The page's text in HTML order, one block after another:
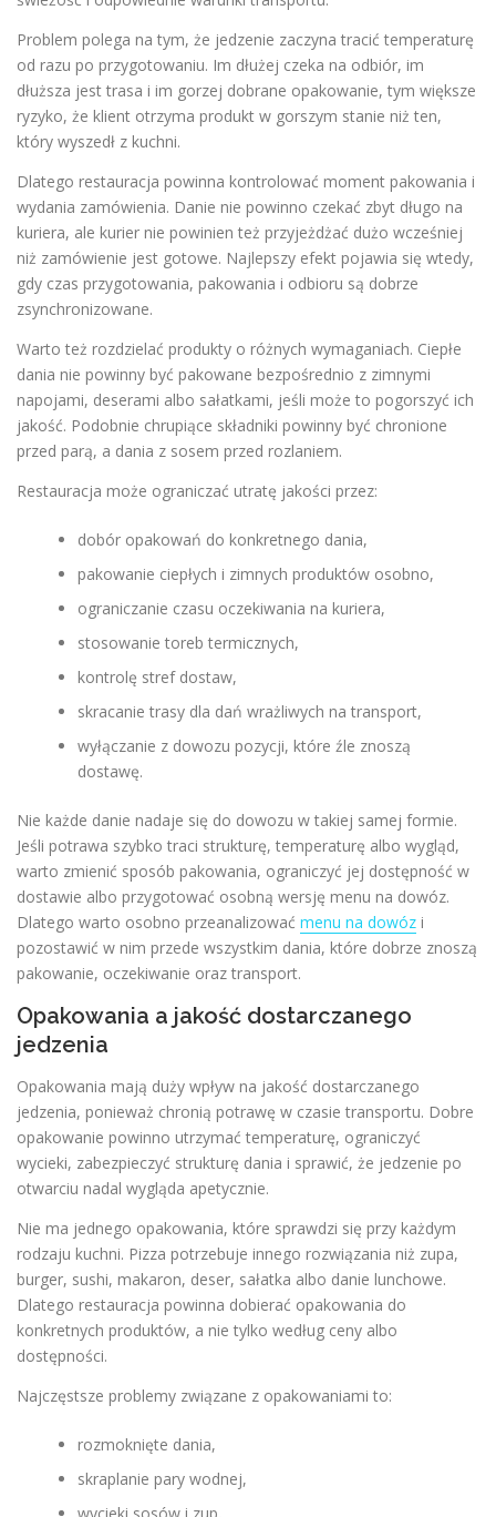
Problem polega na tym, że jedzenie zaczyna tracić temperaturę
od razu po przygotowaniu. Im dłużej czeka na odbiór, im
dłuższa jest trasa i im gorzej dobrane opakowanie, tym większe
ryzyko, że klient otrzyma produkt w gorszym stanie niż ten,
który wyszedł z kuchni.
Dlatego restauracja powinna kontrolować moment pakowania i
wydania zamówienia. Danie nie powinno czekać zbyt długo na
kuriera, ale kurier nie powinien też przyjeżdżać dużo wcześniej
niż zamówienie jest gotowe. Najlepszy efekt pojawia się wtedy,
gdy czas przygotowania, pakowania i odbioru są dobrze
zsynchronizowane.
Warto też rozdzielać produkty o różnych wymaganiach. Ciepłe
dania nie powinny być pakowane bezpośrednio z zimnymi
napojami, deserami albo sałatkami, jeśli może to pogorszyć ich
jakość. Podobnie chrupiące składniki powinny być chronione
przed parą, a dania z sosem przed rozlaniem.
Restauracja może ograniczać utratę jakości przez:
dobór opakowań do konkretnego dania,
pakowanie ciepłych i zimnych produktów osobno,
ograniczanie czasu oczekiwania na kuriera,
stosowanie toreb termicznych,
kontrolę stref dostaw,
skracanie trasy dla dań wrażliwych na transport,
wyłączanie z dowozu pozycji, które źle znoszą
dostawę.
Nie każde danie nadaje się do dowozu w takiej samej formie.
Jeśli potrawa szybko traci strukturę, temperaturę albo wygląd,
warto zmienić sposób pakowania, ograniczyć jej dostępność w
dostawie albo przygotować osobną wersję menu na dowóz.
Dlatego warto osobno przeanalizować menu na dowóz i
pozostawić w nim przede wszystkim dania, które dobrze znoszą
pakowanie, oczekiwanie oraz transport.
Opakowania a jakość dostarczanego
jedzenia
Opakowania mają duży wpływ na jakość dostarczanego
jedzenia, ponieważ chronią potrawę w czasie transportu. Dobre
opakowanie powinno utrzymać temperaturę, ograniczyć
wycieki, zabezpieczyć strukturę dania i sprawić, że jedzenie po
otwarciu nadal wygląda apetycznie.
Nie ma jednego opakowania, które sprawdzi się przy każdym
rodzaju kuchni. Pizza potrzebuje innego rozwiązania niż zupa,
burger, sushi, makaron, deser, sałatka albo danie lunchowe.
Dlatego restauracja powinna dobierać opakowania do
konkretnych produktów, a nie tylko według ceny albo
dostępności.
Najczęstsze problemy związane z opakowaniami to:
rozmoknięte dania,
skraplanie pary wodnej,